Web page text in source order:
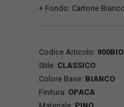
+ Fondo: Cartone
Codice Articolo:
Stile: CLASSICO
Colore Base: BIANCO
Finitura: OPACA